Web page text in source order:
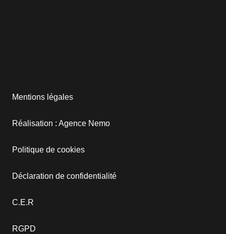
Mentions légales
Réalisation : Agence Nemo
Politique de cookies
Déclaration de confidentialité
C.E.R
RGPD